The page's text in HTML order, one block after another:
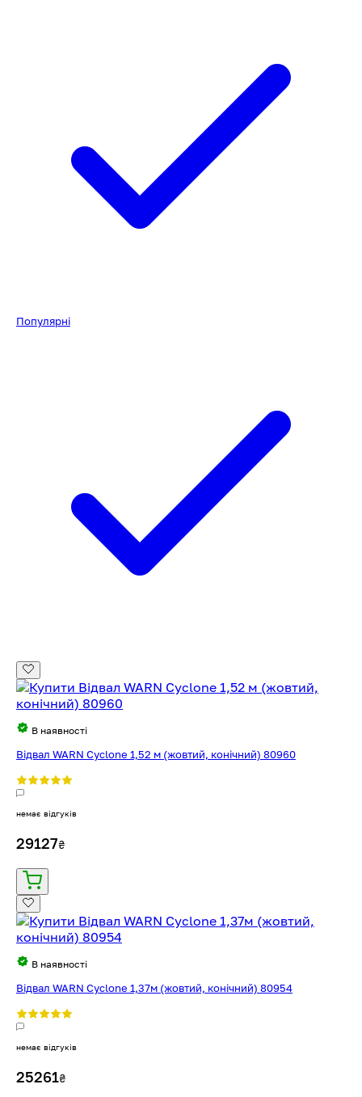
Популярні
В наявності
Відвал WARN Cyclone 1,52 м (жовтий, конічний) 80960
немає відгуків
29127₴
В наявності
Відвал WARN Cyclone 1,37м (жовтий, конічний) 80954
немає відгуків
25261₴